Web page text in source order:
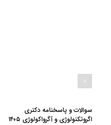
سوالات و پاسخنامه دکتری
اگروتکنولوژی و آگرواکولوژی ۱۴۰۵